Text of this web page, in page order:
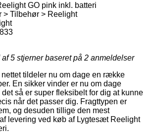
GO pink inkl. batteri
> Tilbehør > Reelight
af 5 stjerner baseret på 2 anmeldelser
nettet tildeler nu om dage en række
En sikker vinder er nu om dage
så er super fleksibelt for dig at kunne
når det passer dig. Fragttypen er
og desuden tillige den mest
levering ved køb af Lygtesæt Reelight